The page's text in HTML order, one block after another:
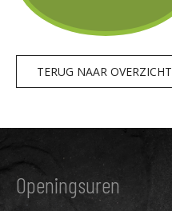
TERUG NAAR OVERZICHT
Openingsuren